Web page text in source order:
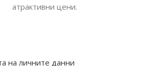
атрактивни цени.
на личните данни